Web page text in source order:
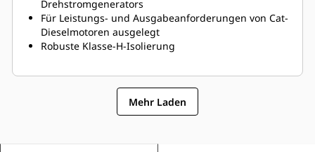
Drehstromgenerators
Für Leistungs- und Ausgabeanforderungen von Cat-
Dieselmotoren ausgelegt
Robuste Klasse-H-Isolierung
Mehr Laden